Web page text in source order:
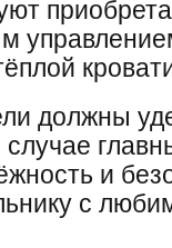
должны
случае
и
с